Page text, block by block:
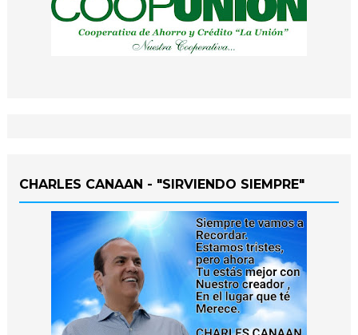
CHARLES CANAAN - "SIRVIENDO SIEMPRE"